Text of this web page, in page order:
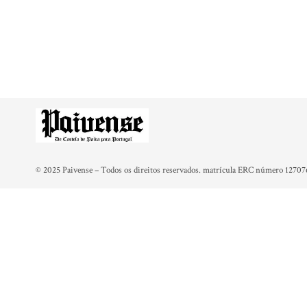
© 2025 Paivense – Todos os direitos reservados. matrícula ERC número